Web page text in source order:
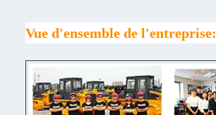
Vue d'ensemble de l'entreprise: